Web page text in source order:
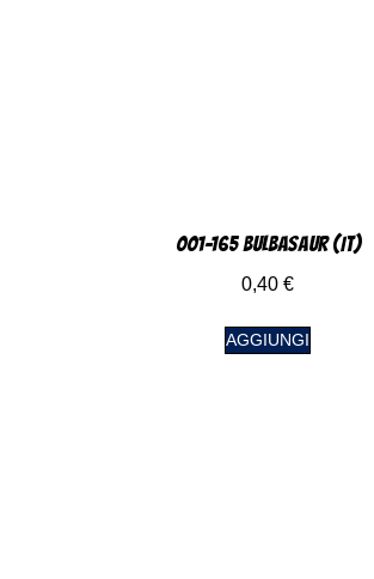
001-165 Bulbasaur (IT)
0,40 €
AGGIUNGI